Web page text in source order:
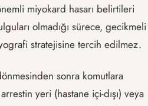
miyokard hasarı belirtileri
olmadığı sürece, gecikmeli
stratejisine tercih edilmez.
sonra komutlara
yeri (hastane içi-dışı) veya